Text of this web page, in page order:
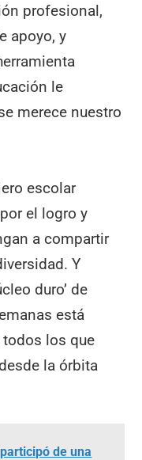
profesional,
apoyo, y
le
merece nuestro
escolar
el logro y
a compartir
Y
duro’ de
está
todos los que
la órbita
de una